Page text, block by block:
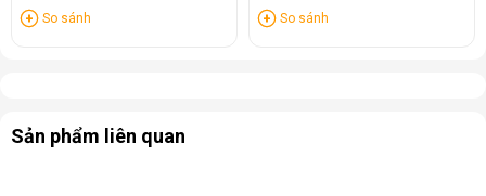
So sánh So sánh
Sản phẩm liên quan